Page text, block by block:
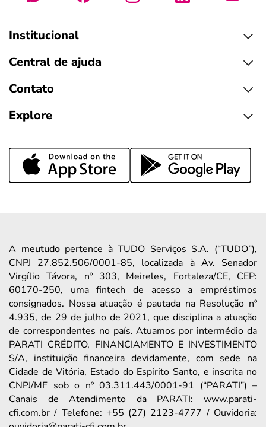
Institucional
Central de ajuda
Contato
Explore
A meutudopertence à TUDO Serviços S.A. (“TUDO”),
CNPJ 27.852.506/0001-85, localizada à Av. Senador
Virgílio Távora, nº 303, Meireles, Fortaleza/CE, CEP:
60170-250, uma fintech de acesso a empréstimos
consignados. Nossa atuação é pautada na Resolução nº
4.935, de 29 de julho de 2021, que disciplina a atuação
de correspondentes no país. Atuamos por intermédio da
PARATI CRÉDITO, FINANCIAMENTO E INVESTIMENTO
S/A, instituição financeira devidamente, com sede na
Cidade de Vitória, Estado do Espírito Santo, e inscrita no
CNPJ/MF sob o nº 03.311.443/0001-91 (“PARATI”) –
Canais de Atendimento da PARATI: www.parati-
cfi.com.br / Telefone: +55 (27) 2123-4777 / Ouvidoria: